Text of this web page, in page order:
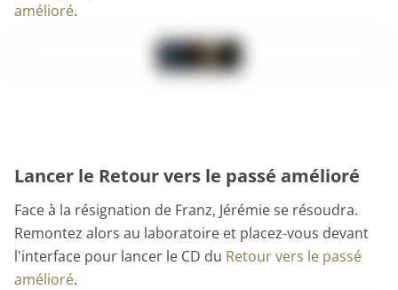
amélioré.
Lancer le Retour vers le passé amélioré
Face à la résignation de Franz, Jérémie se résoudra.
Remontez alors au laboratoire et placez-vous devant
l'interface pour lancer le CD du Retour vers le passé
amélioré.